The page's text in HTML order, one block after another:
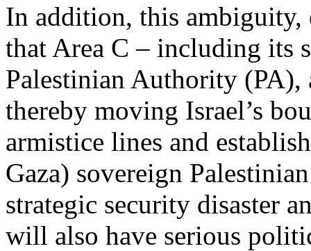
In addition, this ambiguity,
that Area C – including its
Palestinian Authority (PA),
thereby moving Israel’s
armistice lines and
Gaza) sovereign Palestinian
strategic security disaster
will also have serious